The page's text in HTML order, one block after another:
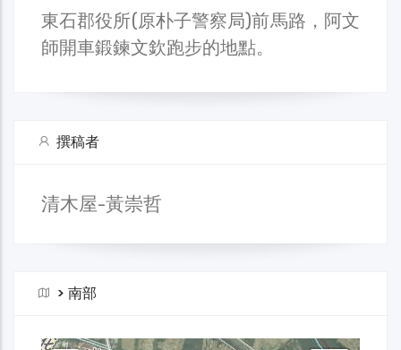
東石郡役所(原朴子警察局)前馬路，阿文
師開車鍛鍊文欽跑步的地點。
撰稿者
清木屋-黃崇哲
> 南部